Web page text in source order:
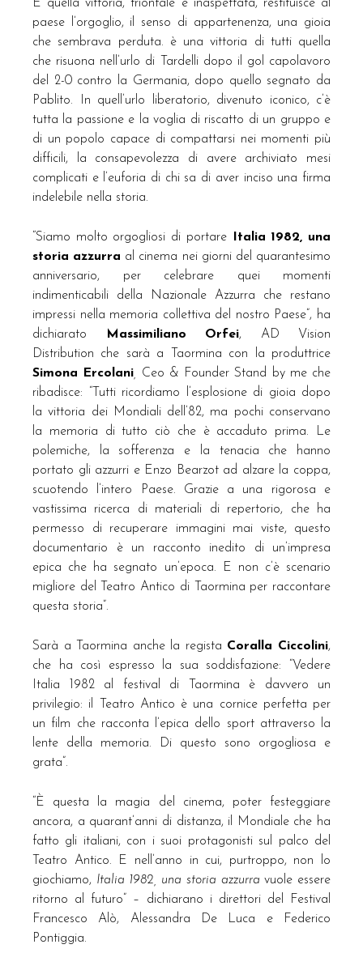
E quella vittoria, trionfale e inaspettata, restituisce al
paese l’orgoglio, il senso di appartenenza, una gioia
che sembrava perduta. è una vittoria di tutti quella
che risuona nell’urlo di Tardelli dopo il gol capolavoro
del 2-0 contro la Germania, dopo quello segnato da
Pablito. In quell’urlo liberatorio, divenuto iconico, c’è
tutta la passione e la voglia di riscatto di un gruppo e
di un popolo capace di compattarsi nei momenti più
difficili, la consapevolezza di avere archiviato mesi
complicati e l’euforia di chi sa di aver inciso una firma
indelebile nella storia.
“Siamo molto orgogliosi di portare
Italia 1982, una
storia azzurra al cinema nei giorni del quarantesimo
anniversario, per celebrare quei momenti
indimenticabili della Nazionale Azzurra che restano
impressi nella memoria collettiva del nostro Paese”, ha
dichiarato
Massimiliano Orfei, AD Vision
Distribution che sarà a Taormina con la produttrice
Simona Ercolani
Ceo & Founder Stand by me che
ribadisce:
“Tutti ricordiamo l’esplosione di gioia dopo
la vittoria dei Mondiali dell’82, ma pochi conservano
la memoria di tutto ciò che è accaduto prima. Le
polemiche, la sofferenza e la tenacia che hanno
portato gli azzurri e Enzo Bearzot ad alzare la coppa,
scuotendo l’intero Paese. Grazie a una rigorosa e
vastissima ricerca di materiali di repertorio, che ha
permesso di recuperare immagini mai viste, questo
documentario è un racconto inedito di un’impresa
epica che ha segnato un’epoca. E non c’è scenario
migliore del Teatro Antico di Taormina per raccontare
questa storia”.
Sarà a Taormina anche la regista Coralla Ciccolini,
che ha così espresso la sua soddisfazione: “Vedere
Italia 1982 al festival di Taormina è davvero un
privilegio: il Teatro Antico è una cornice perfetta per
un film che racconta l’epica dello sport attraverso la
lente della memoria. Di questo sono orgogliosa e
grata”.
“È questa la magia del cinema, poter festeggiare
ancora, a quarant’anni di distanza, il Mondiale che ha
fatto gli italiani, con i suoi protagonisti sul palco del
Teatro Antico. E nell’anno in cui, purtroppo, non lo
giochiamo, Italia 1982, una storia azzurra vuole essere
ritorno al futuro” – dichiarano i direttori del Festival
Francesco Alò, Alessandra De Luca e Federico
Pontiggia.